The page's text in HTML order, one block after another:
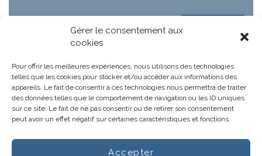
Gérer le consentement aux
cookies
Pour offrir les meilleures expériences, nous utilisons des technologies
telles que les cookies pour stocker et/ou accéder aux informations des
appareils. Le fait de consentir à ces technologies nous permettra de traiter
des données telles que le comportement de navigation ou les ID uniques
sur ce site. Le fait de ne pas consentir ou de retirer son consentement
peut avoir un effet négatif sur certaines caractéristiques et fonctions.
Accepter